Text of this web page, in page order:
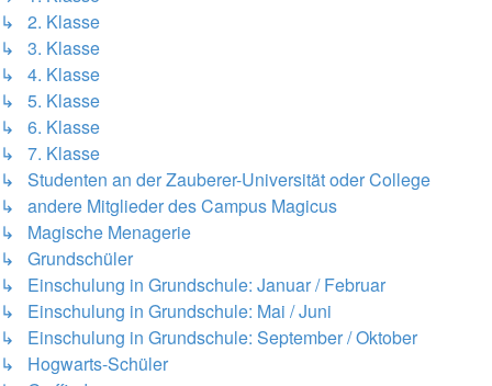
↳ 2. Klasse
↳ 3. Klasse
↳ 4. Klasse
↳ 5. Klasse
↳ 6. Klasse
↳ 7. Klasse
↳ Studenten an der Zauberer-Universität oder College
↳ andere Mitglieder des Campus Magicus
↳ Magische Menagerie
↳ Grundschüler
↳ Einschulung in Grundschule: Januar / Februar
↳ Einschulung in Grundschule: Mai / Juni
↳ Einschulung in Grundschule: September / Oktober
↳ Hogwarts-Schüler